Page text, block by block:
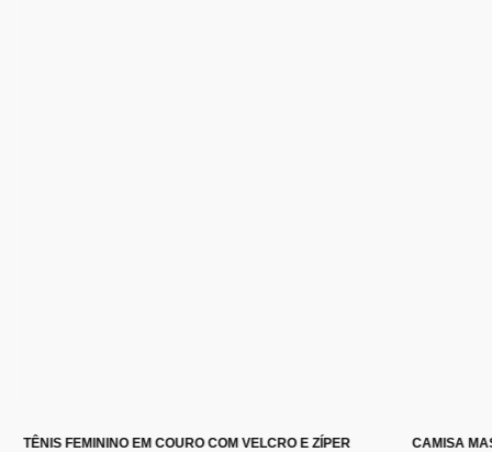
TÊNIS FEMININO EM COURO COM VELCRO E ZÍPER CAMISA